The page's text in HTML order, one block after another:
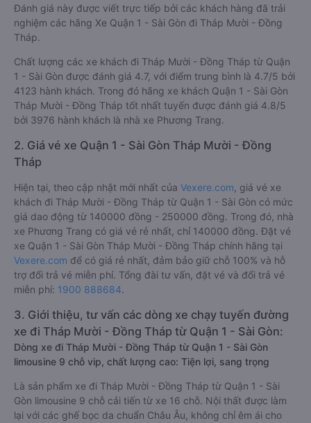
Đánh giá này được viết trực tiếp bởi các khách hàng đã trải
nghiệm các hãng Xe Quận 1 - Sài Gòn đi Tháp Mười - Đồng
Tháp.
Chất lượng các xe khách đi Tháp Mười - Đồng Tháp từ Quận
1 - Sài Gòn được đánh giá 4.7, với điểm trung bình là 4.7/5 bởi
4123 hành khách. Trong đó hãng xe khách Quận 1 - Sài Gòn
Tháp Mười - Đồng Tháp tốt nhất tuyến được đánh giá 4.8/5
bởi 3976 hành khách là nhà xe Phương Trang.
2. Giá vé xe Quận 1 - Sài Gòn Tháp Mười - Đồng
Tháp
Hiện tại, theo cập nhật mới nhất của Vexere.com , giá vé xe
khách đi Tháp Mười - Đồng Tháp từ Quận 1 - Sài Gòn có mức
giá dao động từ 140000 đồng - 250000 đồng. Trong đó, nhà
xe Phương Trang có giá vé rẻ nhất, chỉ 140000 đồng. Đặt vé
xe Quận 1 - Sài Gòn Tháp Mười - Đồng Tháp chính hãng tại
Vexere.com để có giá rẻ nhất, đảm bảo giữ chỗ 100% và hỗ
trợ đổi trả vé miễn phí. Tổng đài tư vấn, đặt vé và đổi trả vé
miễn phí: 1900 888684.
3. Giới thiệu, tư vấn các dòng xe chạy tuyến đường
xe đi Tháp Mười - Đồng Tháp từ Quận 1 - Sài Gòn:
Dòng xe đi Tháp Mười - Đồng Tháp từ Quận 1 - Sài Gòn
limousine 9 chỗ vip, chất lượng cao: Tiện lợi, sang trọng
Là sản phẩm xe đi Tháp Mười - Đồng Tháp từ Quận 1 - Sài
Gòn limousine 9 chỗ cải tiến từ xe 16 chỗ. Nội thất được làm
lại với các ghế bọc da chuẩn Châu Âu, không chỉ êm ái cho